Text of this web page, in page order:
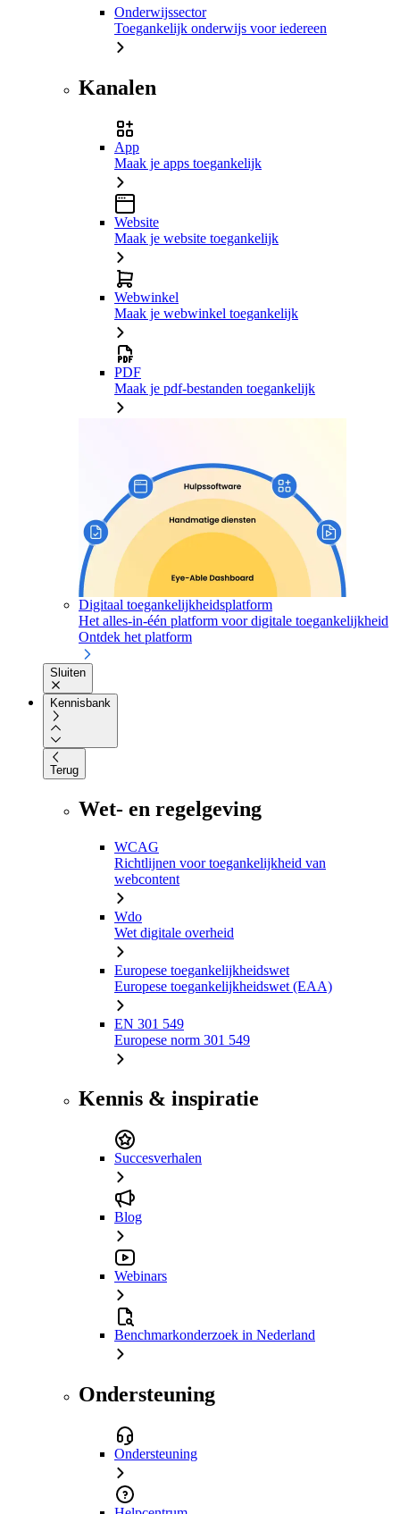
Onderwijssector
Toegankelijk onderwijs voor iedereen
Kanalen
App
Maak je apps toegankelijk
Website
Maak je website toegankelijk
Webwinkel
Maak je webwinkel toegankelijk
PDF
Maak je pdf-bestanden toegankelijk
Digitaal toegankelijkheidsplatform
Het alles-in-één platform voor digitale toegankelijkheid
Ontdek het platform
Sluiten
Kennisbank
Terug
Wet- en regelgeving
WCAG
Richtlijnen voor toegankelijkheid van
webcontent
Wdo
Wet digitale overheid
Europese toegankelijkheidswet
Europese toegankelijkheidswet (EAA)
EN 301 549
Europese norm 301 549
Kennis & inspiratie
Succesverhalen
Blog
Webinars
Benchmarkonderzoek in Nederland
Ondersteuning
Ondersteuning